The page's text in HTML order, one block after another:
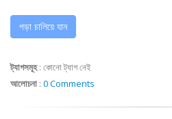
পড়া চালিয়ে যান
ট্যাগসমূহ: কোনো ট্যাগ নেই
আলোচনা : 0 Comments